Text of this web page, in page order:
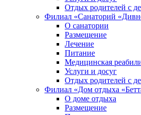
Отдых родителей с
Филиал «Санаторий
О санатории
Размещение
Лечение
Питание
Медицинская
Услуги и досуг
Отдых родителей с
Филиал «Дом отдыха
О доме отдыха
Размещение